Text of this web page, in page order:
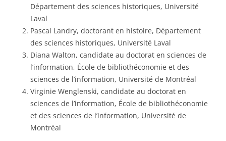
Département des sciences historiques, Université
Laval
Pascal Landry, doctorant en histoire, Département
des sciences historiques, Université Laval
Diana Walton, candidate au doctorat en sciences de
l’information, École de bibliothéconomie et des
sciences de l’information, Université de Montréal
Virginie Wenglenski, candidate au doctorat en
sciences de l’information, École de bibliothéconomie
et des sciences de l’information, Université de
Montréal